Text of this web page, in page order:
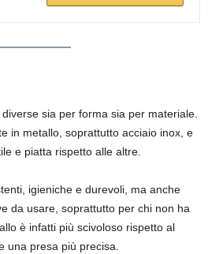
sia per forma sia per materiale.
in metallo, soprattutto acciaio inox, e
e piatta rispetto alle altre.
igieniche e durevoli, ma anche
da usare, soprattutto per chi non ha
è infatti più scivoloso rispetto al
una presa più precisa.